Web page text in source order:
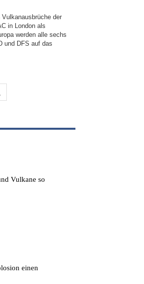
der
in London als
werden alle sechs
und DFS auf das
Vulkane so
einen